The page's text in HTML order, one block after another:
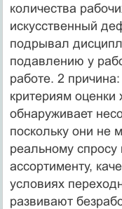
количества
искусственный
подрывал
подавлению у
работе. 2
критериям оценки
обнаруживает
поскольку они не
реальному
ассортименту,
условиях
развивают